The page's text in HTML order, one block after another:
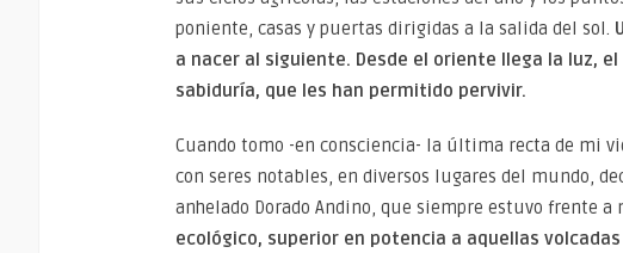
poniente, casas y puertas dirigidas a la salida del sol.
a nacer al siguiente. Desde el oriente llega la luz,
sabiduría, que les han permitido pervivir.
Cuando tomo -en consciencia- la última recta de mi
con seres notables, en diversos lugares del mundo,
anhelado Dorado Andino, que siempre estuvo frente a
ecológico, superior en potencia a aquellas